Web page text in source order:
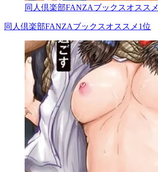
同人倶楽部FANZAブックスオススメ
同人倶楽部FANZAブックスオススメ1位